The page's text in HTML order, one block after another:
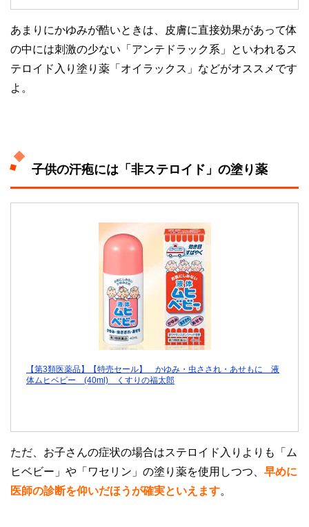
あまりにかゆみが酷いときは、皮膚に直接効果があって体
の中には刺激の少ない「アンテドラック系」といわれるス
テロイド入り塗り薬「オイラックス」などがオススメです
よ。
子供の汗疱には「非ステロイド」の塗り薬
【第3類医薬品】【特売セール】 かゆみ・虫さされ・あせもに 液
体ムヒベビー (40ml) くすりの福太郎
ただ、お子さんの症状の場合はステロイド入りよりも「ム
ヒベビー」や「ワセリン」の塗り薬を使用しつつ、 早めに
医師の診断を仰いだほうが確実といえます。